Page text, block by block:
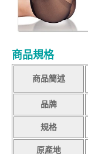
商品規格
商品簡述
品牌
規格
原產地